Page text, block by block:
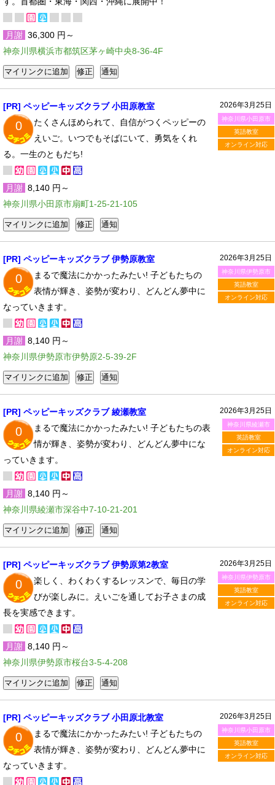
月謝 36,300 円～
神奈川県横浜市都筑区茅ヶ崎中央8-36-4F
2026年3月25日
神奈川県小田原市
英語教室
オンライン対応
[PR] ペッピーキッズクラブ 小田原教室
0
たくさんほめられて、自信がつくペッピーの
えいご。いつでもそばにいて、勇気をくれ
る。一生のともだち!
月謝 8,140 円～
神奈川県小田原市扇町1-25-21-105
2026年3月25日
神奈川県伊勢原市
英語教室
オンライン対応
[PR] ペッピーキッズクラブ 伊勢原教室
0
まるで魔法にかかったみたい! 子どもたちの
表情が輝き、姿勢が変わり、どんどん夢中に
なっていきます。
月謝 8,140 円～
神奈川県伊勢原市伊勢原2-5-39-2F
2026年3月25日
神奈川県綾瀬市
英語教室
オンライン対応
[PR] ペッピーキッズクラブ 綾瀬教室
0
まるで魔法にかかったみたい! 子どもたちの表
情が輝き、姿勢が変わり、どんどん夢中にな
っていきます。
月謝 8,140 円～
神奈川県綾瀬市深谷中7-10-21-201
2026年3月25日
神奈川県伊勢原市
英語教室
オンライン対応
[PR] ペッピーキッズクラブ 伊勢原第2教室
0
楽しく、わくわくするレッスンで、毎日の学
びが楽しみに。えいごを通してお子さまの成
長を実感できます。
月謝 8,140 円～
神奈川県伊勢原市桜台3-5-4-208
2026年3月25日
神奈川県小田原市
英語教室
オンライン対応
[PR] ペッピーキッズクラブ 小田原北教室
0
まるで魔法にかかったみたい! 子どもたちの
表情が輝き、姿勢が変わり、どんどん夢中に
なっていきます。